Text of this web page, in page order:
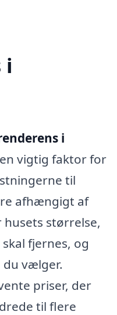
i
i
vigtig faktor for
til
afhængigt af
størrelse,
fjernes, og
du vælger.
priser, der
til flere